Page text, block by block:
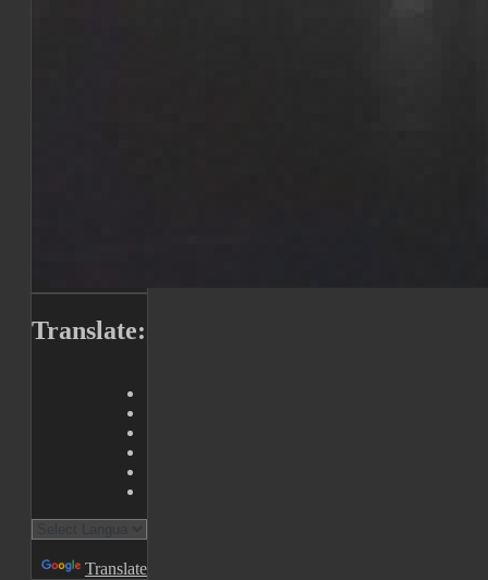
Translate:
Translate